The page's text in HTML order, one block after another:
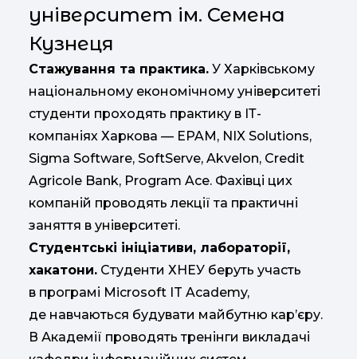
університет ім. Семена
Кузнеця
Стажування та практика. У Харківському
національному економічному університеті
студенти проходять практику в ІТ-
компаніях Харкова — EPAM, NIX Solutions,
Sigma Software, SoftServe, Akvelon, Credit
Agricole Bank, Program Ace. Фахівці цих
компаній проводять лекції та практичні
заняття в університеті.
Студентські ініціативи, лабораторії,
хакатони. Студенти ХНЕУ беруть участь
в програмі Microsoft IT Academy,
де навчаються будувати майбутню кар’єру.
В Академії проводять тренінги викладачі